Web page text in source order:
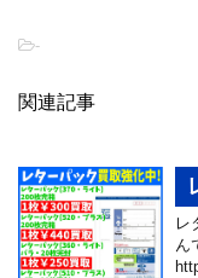
-
関連記事
レ
ん